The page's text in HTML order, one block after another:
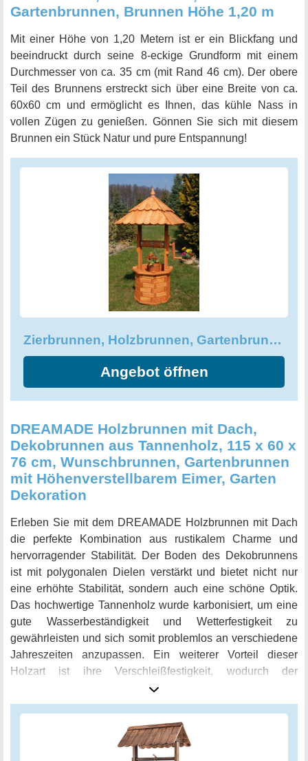
Gartenbrunnen, Brunnen Höhe 1,20 m
Mit einer Höhe von 1,20 Metern ist er ein Blickfang und
beeindruckt durch seine 8-eckige Grundform mit einem
Durchmesser von ca. 35 cm (mit Rand 46 cm). Der obere
Teil des Brunnens erstreckt sich über eine Breite von ca.
60x60 cm und ermöglicht es Ihnen, das kühle Nass in
vollen Zügen zu genießen. Gönnen Sie sich mit diesem
Brunnen ein Stück Natur und pure Entspannung!
Zierbrunnen, Holzbrunnen, Gartenbrunnen, Brunnen Höhe 1,20 m
Angebot öffnen
DREAMADE Holzbrunnen mit Dach,
Dekobrunnen aus Tannenholz, 115 x 60 x
76 cm, Wunschbrunnen, Gartenbrunnen
mit Höhenverstellbarem Eimer, Garten
Dekoration
Erleben Sie mit dem DREAMADE Holzbrunnen mit Dach
die perfekte Kombination aus rustikalem Charme und
hervorragender Stabilität. Der Boden des Dekobrunnens
ist mit polygonalen Dielen verstärkt und bietet nicht nur
eine erhöhte Stabilität, sondern auch eine schöne Optik.
Das hochwertige Tannenholz wurde karbonisiert, um eine
gute Wasserbeständigkeit und Wetterfestigkeit zu
gewährleisten und sich somit problemlos an verschiedene
Jahreszeiten anzupassen. Ein weiterer Vorteil dieser
Holzart ist ihre Verschleißfestigkeit, wodurch der
Wunschbrunnen sehr pflegeleicht ist und eine lange
Lebensdauer hat. Der Dekobrunnen bietet ausreichend
Platz, um Ihre Lieblingsblumen und -pflanzen zu pflanzen
und ist somit die ideale Garten Dekoration. Erleben Sie ein
idyllisches Ambiente und eine natürliche Atmosphäre in